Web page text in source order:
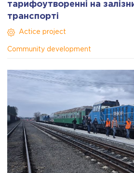
тарифоутворенні на
транспорті
Actice project
Community development